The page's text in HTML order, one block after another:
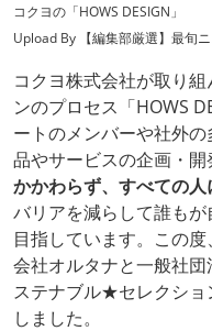
コクヨの「HOWS DESIGN」
Upload By 【編集部厳選】最旬
コクヨ株式会社が取り
ンのプロセス「HOWS
ートのメンバーや社外
品やサービスの企画・開
かかわらず、すべての
バリアを減らして誰も
目指しています。この
会社オルタナと一般社
ステナブル★セレクショ
しました。